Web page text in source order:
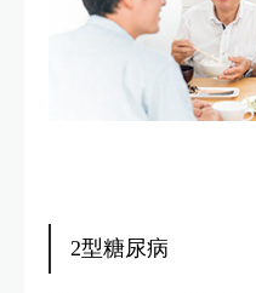
2型糖尿病